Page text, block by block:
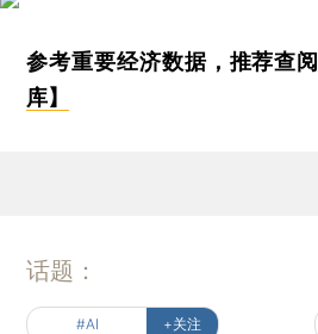
参考重要经济数据，推荐查阅
库】
话题：
#AI +关注